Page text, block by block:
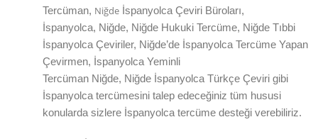
Tercüman, Niğde İspanyolca Çeviri Büroları,
İspanyolca, Niğde, Niğde Hukuki Tercüme, Niğde Tıbbi
İspanyolca Çeviriler, Niğde’de İspanyolca Tercüme Yapan
Çevirmen, İspanyolca Yeminli
Tercüman Niğde, Niğde İspanyolca Türkçe Çeviri gibi
İspanyolca tercümesini talep edeceğiniz tüm hususi
konularda sizlere İspanyolca tercüme desteği verebiliriz.